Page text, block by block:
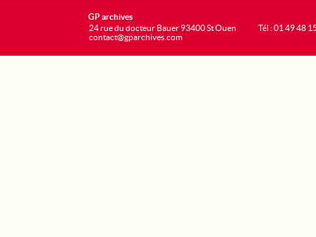
GP archives
24 rue du docteur Bauer 93400 St Ouen
contact@gparchives.com
Tél : 01 49 48